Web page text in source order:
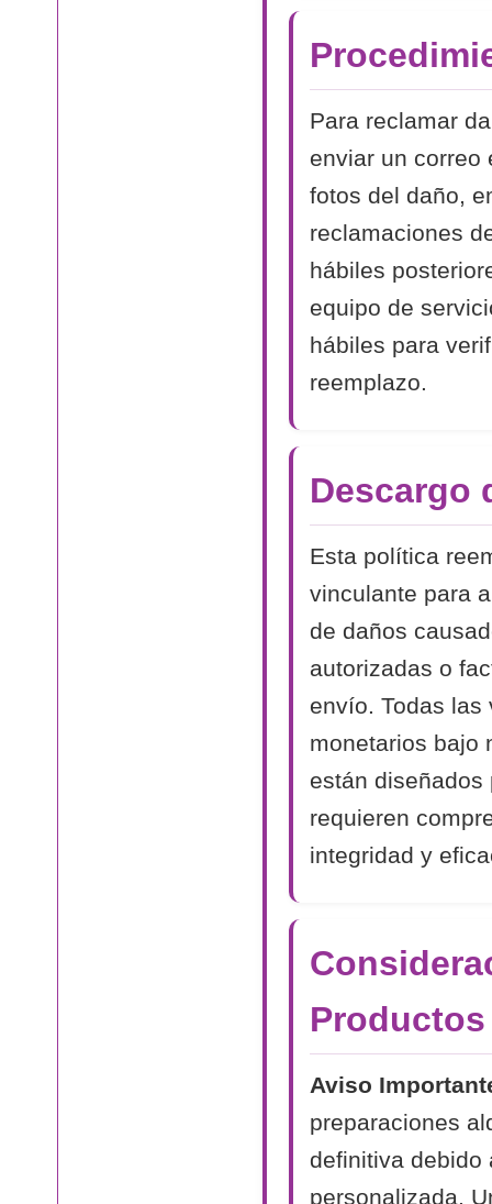
Para reclamar
enviar un
fotos del daño,
reclamaciones
hábiles
equipo de
hábiles para
reemplazo.
Descargo
Esta política
vinculante para
de daños
autorizadas o
envío. Todas
monetarios bajo
están
requieren
integridad y
Aviso
preparaciones
definitiva debido
personalizada.